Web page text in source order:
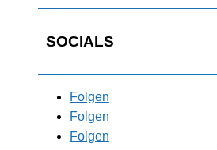
SOCIALS
Folgen
Folgen
Folgen